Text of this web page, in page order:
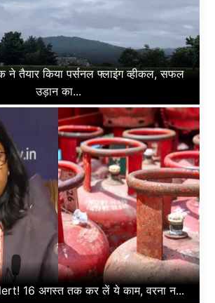
ने तैयार किया पर्सनल फ्लाइंग व्हीकल, सफल
उड़ान का...
16 अगस्त तक कर लें ये काम, वरना न...